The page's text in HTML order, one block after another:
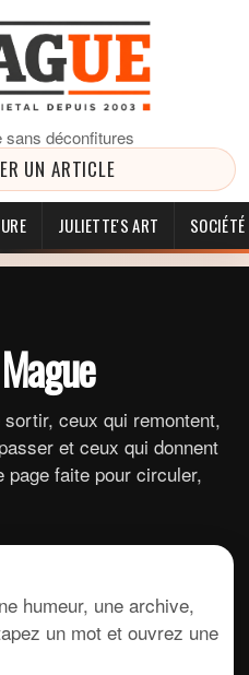
sans déconfitures
UN ARTICLE
JULIETTE'S ART SOCIÉTÉ
ceux qui remontent,
et ceux qui donnent
page faite pour circuler,
humeur, une archive,
un mot et ouvrez une